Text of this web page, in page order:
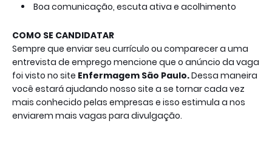
Boa comunicação, escuta ativa e acolhimento
COMO SE CANDIDATAR
Sempre que enviar seu currículo ou comparecer a uma
entrevista de emprego mencione que o anúncio da vaga
foi visto no site Enfermagem São Paulo.Dessa maneira
você estará ajudando nosso site a se tornar cada vez
mais conhecido pelas empresas e isso estimula a nos
enviarem mais vagas para divulgação.